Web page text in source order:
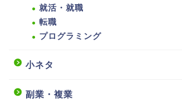
就活・就職
転職
プログラミング
小ネタ
副業・複業